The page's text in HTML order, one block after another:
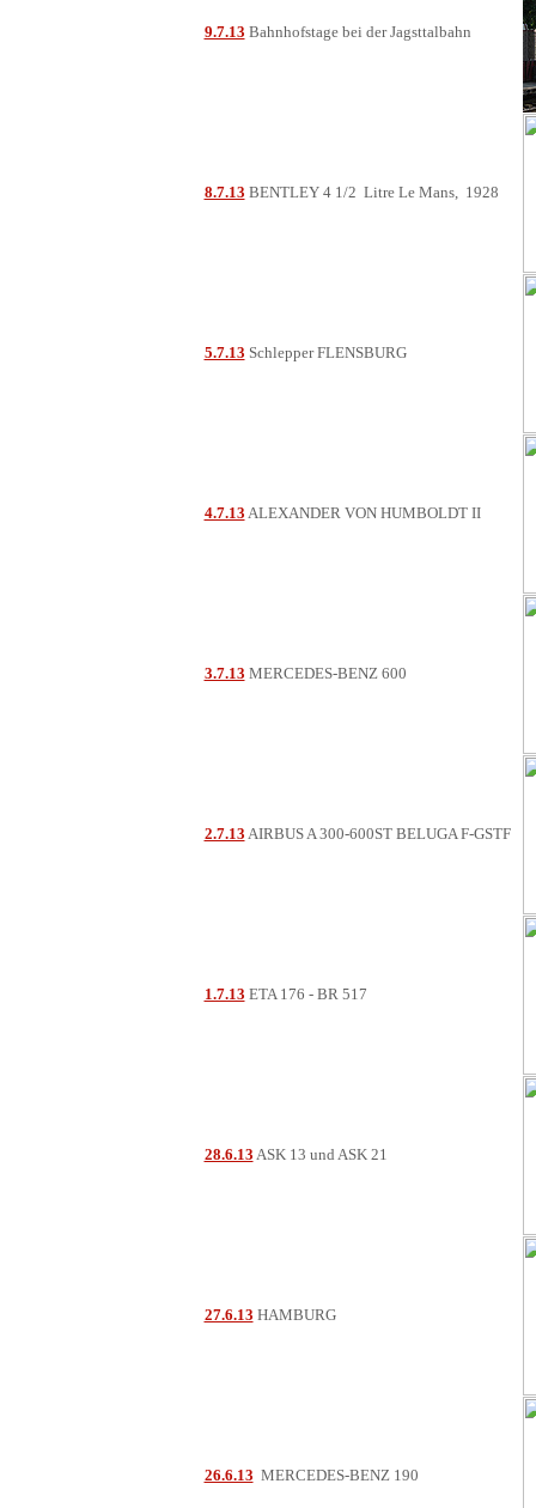
9.7.13 Bahnhofstage bei der Jagsttalbahn
8.7.13 BENTLEY 4 1/2 Litre Le Mans, 1928
5.7.13 Schlepper FLENSBURG
4.7.13 ALEXANDER VON HUMBOLDT II
3.7.13 MERCEDES-BENZ 600
2.7.13 AIRBUS A 300-600ST BELUGA F-GSTF
1.7.13 ETA 176 - BR 517
28.6.13 ASK 13 und ASK 21
27.6.13 HAMBURG
26.6.13 MERCEDES-BENZ 190